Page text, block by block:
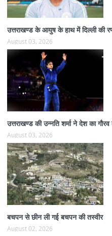
उत्तराखण्ड के आयुष के हाथ में दिल्ली की
August 03, 2026
उत्तराखण्ड की उन्नति शर्मा ने देश का
August 03, 2026
बचपन से छीन ली गई बचपन की तस्वीर
August 02, 2026